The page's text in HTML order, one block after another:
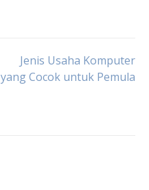
Jenis Usaha Komputer
yang Cocok untuk Pemula